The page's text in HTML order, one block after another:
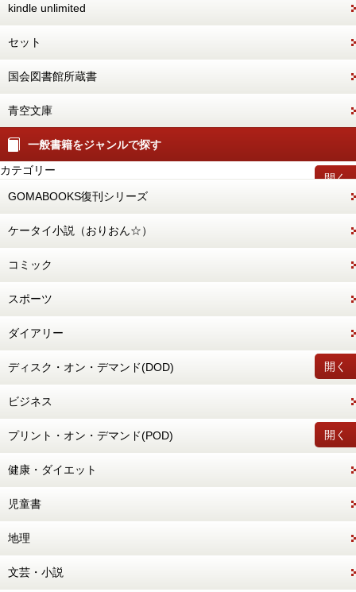
kindle unlimited
セット
国会図書館所蔵書
青空文庫
一般書籍をジャンルで探す
開く
カテゴリー
GOMABOOKS復刊シリーズ
ケータイ小説（おりおん☆）
コミック
スポーツ
ダイアリー
開く
ディスク・オン・デマンド(DOD)
ビジネス
開く
プリント・オン・デマンド(POD)
健康・ダイエット
児童書
地理
文芸・小説